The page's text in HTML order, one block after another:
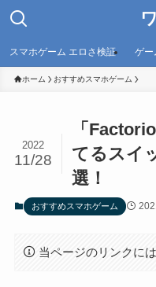
スマホゲーム エロさ検証 ゲー
ホーム おすすめスマホゲーム
「
てるスイ
選！
2022
11/28
おすすめスマホゲーム
当ページのリンクに